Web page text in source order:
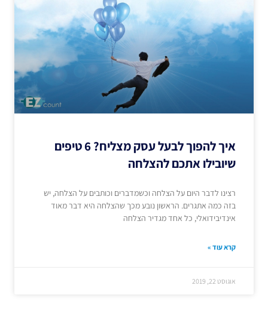
איך להפוך לבעל עסק מצליח? 6 טיפים
שיובילו אתכם להצלחה
רצינו לדבר היום על הצלחה וכשמדברים וכותבים על הצלחה, יש
בזה כמה אתגרים. הראשון נובע מכך שהצלחה היא דבר מאוד
אינדיבידואלי, כל אחד מגדיר הצלחה
קרא עוד »
אוגוסט 22, 2019